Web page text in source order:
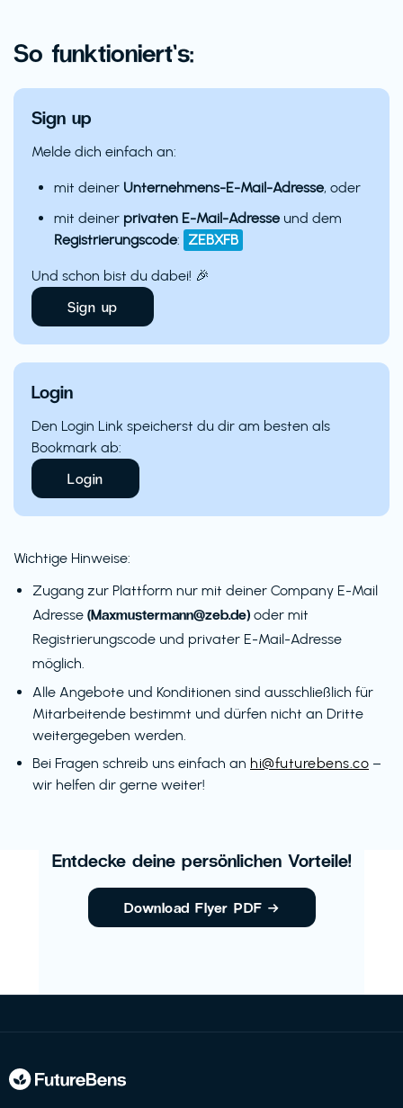
So funktioniert’s:
Sign up
Melde dich einfach an:
mit deiner Unternehmens-E-Mail-Adresse, oder
mit deiner privaten E-Mail-Adresse und dem
Registrierungscode: ZEBXFB
Und schon bist du dabei! 🎉
Sign up
Login
Den Login Link speicherst du dir am besten als
Bookmark ab:
Login
Wichtige Hinweise:
Zugang zur Plattform nur mit deiner Company E-Mail
Adresse (Maxmustermann@zeb.de) oder mit
Registrierungscode und privater E-Mail-Adresse
möglich.
Alle Angebote und Konditionen sind ausschließlich für
Mitarbeitende bestimmt und dürfen nicht an Dritte
weitergegeben werden.
Bei Fragen schreib uns einfach an hi@futurebens.co –
wir helfen dir gerne weiter!
Entdecke deine persönlichen Vorteile!
Download Flyer PDF →